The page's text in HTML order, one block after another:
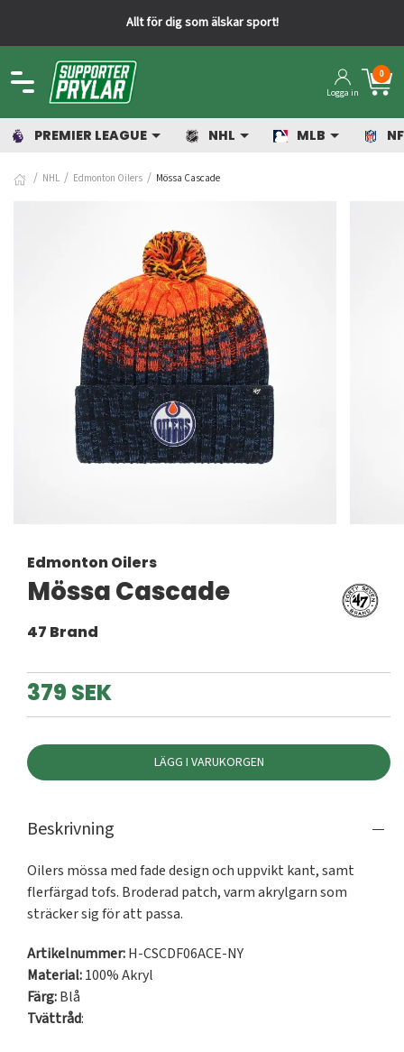
Allt för dig som älskar sport!
Logga in
0
PREMIER LEAGUE NHL MLB
NHL Edmonton Oilers Mössa Cascade
Edmonton Oilers
Mössa Cascade
47 Brand
379 SEK
LÄGG I VARUKORGEN
Beskrivning
Oilers mössa med fade design och uppvikt kant, samt
flerfärgad tofs. Broderad patch, varm akrylgarn som
sträcker sig för att passa.
Artikelnummer:H-CSCDF06ACE-NY
Material:100% Akryl
Färg:Blå
Tvättråd: